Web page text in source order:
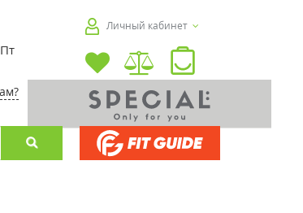
Личный кабинет